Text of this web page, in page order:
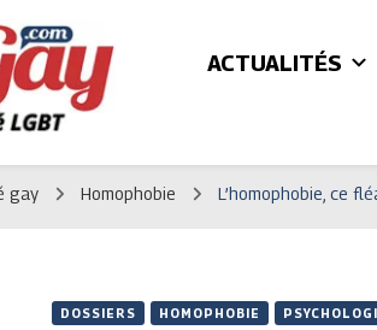
et informations LGBT
ACTUALITÉS
gay Homophobie L’homophobie, ce
DOSSIERS HOMOPHOBIE